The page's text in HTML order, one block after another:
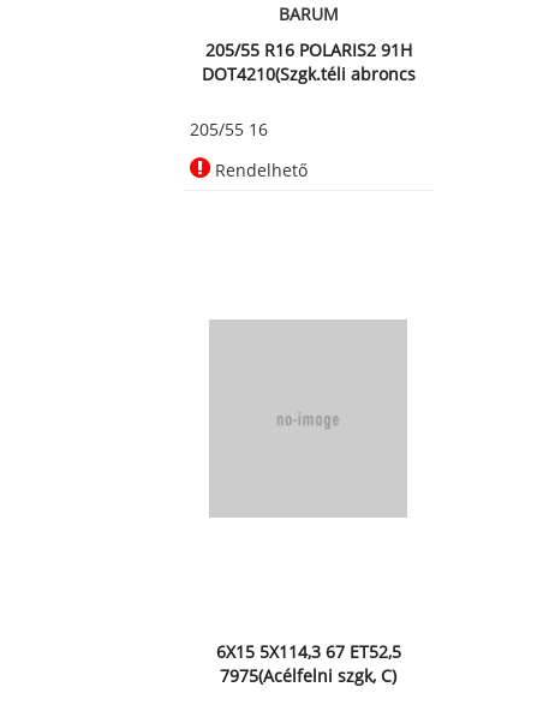
BARUM
205/55 R16 POLARIS2 91H
DOT4210(Szgk.téli abroncs
205/55 16
Rendelhető
6X15 5X114,3 67 ET52,5
7975(Acélfelni szgk, C)